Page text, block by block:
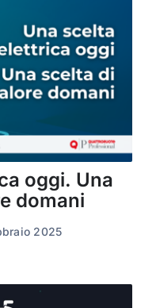
oggi. Una
domani
2025